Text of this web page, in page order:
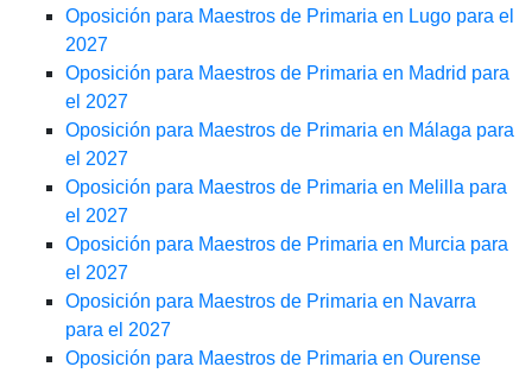
Oposición para Maestros de Primaria en Lugo para el
2027
Oposición para Maestros de Primaria en Madrid para
el 2027
Oposición para Maestros de Primaria en Málaga para
el 2027
Oposición para Maestros de Primaria en Melilla para
el 2027
Oposición para Maestros de Primaria en Murcia para
el 2027
Oposición para Maestros de Primaria en Navarra
para el 2027
Oposición para Maestros de Primaria en Ourense